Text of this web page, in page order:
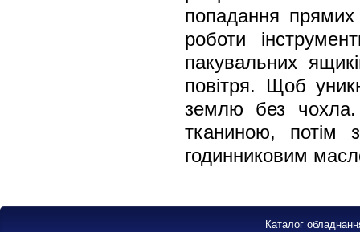
попадання
роботи
пакувальних
повітря. Щоб
землю без чохла.
тканиною, потім
годинниковим
Каталог